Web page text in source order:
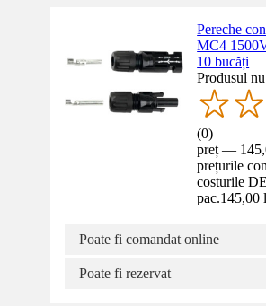
Pereche
MC4
10 bucăți
Produsul
(0)
preț —
prețurile
costurile
pac.145,00
Poate fi comandat online
Poate fi rezervat